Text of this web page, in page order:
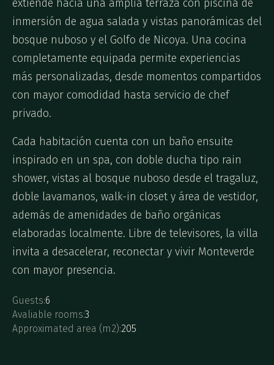
extiende hacia una amplia terraza con piscina de
inmersión de agua salada y vistas panorámicas del
bosque nuboso y el Golfo de Nicoya. Una cocina
completamente equipada permite experiencias
más personalizadas, desde momentos compartidos
con mayor comodidad hasta servicio de chef
privado.
Cada habitación cuenta con un baño ensuite
inspirado en un spa, con doble ducha tipo rain
shower, vistas al bosque nuboso desde el tragaluz,
doble lavamanos, walk-in closet y área de vestidor,
además de amenidades de baño orgánicas
elaboradas localmente. Libre de televisores, la villa
invita a desacelerar, reconectar y vivir Monteverde
con mayor presencia.
Guests:6
Avaliable rooms:3
Approximated area (m2):205